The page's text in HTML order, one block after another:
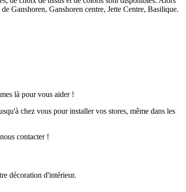
Ganshoren, Ganshoren centre, Jette Centre, Basilique.
là pour vous aider !
chez vous pour installer vos stores, même dans les
contacter !
décoration d'intérieur.